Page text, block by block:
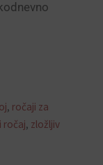
, ročaji za
ročaj, zložljiv